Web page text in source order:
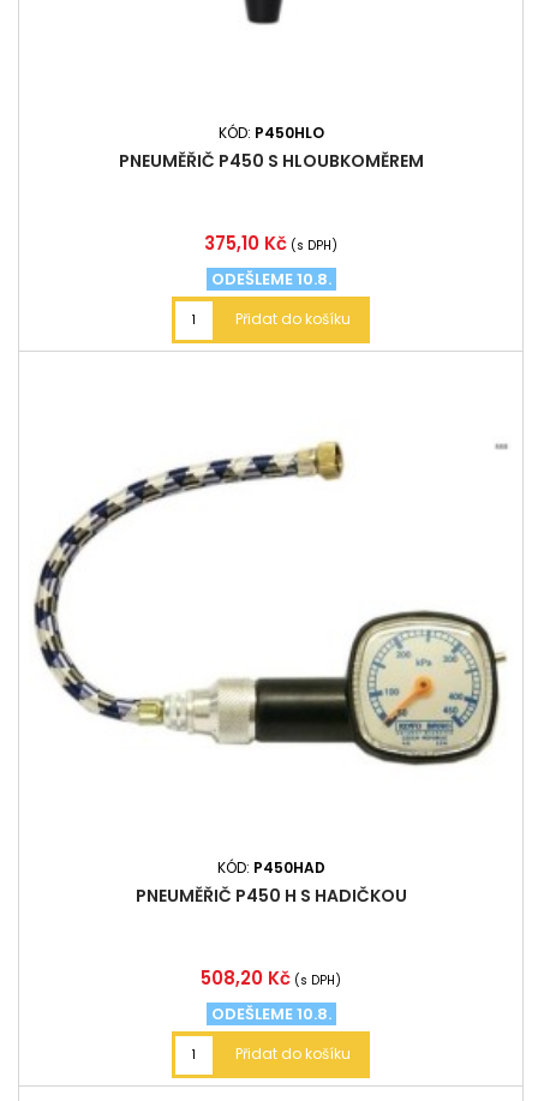
KÓD: P450HLO
PNEUMĚŘIČ P450 S HLOUBKOMĚREM
Cena
375,10 Kč (s DPH)
ODEŠLEME 10.8.
Přidat do košíku
KÓD: P450HAD
PNEUMĚŘIČ P450 H S HADIČKOU
Cena
508,20 Kč (s DPH)
ODEŠLEME 10.8.
Přidat do košíku